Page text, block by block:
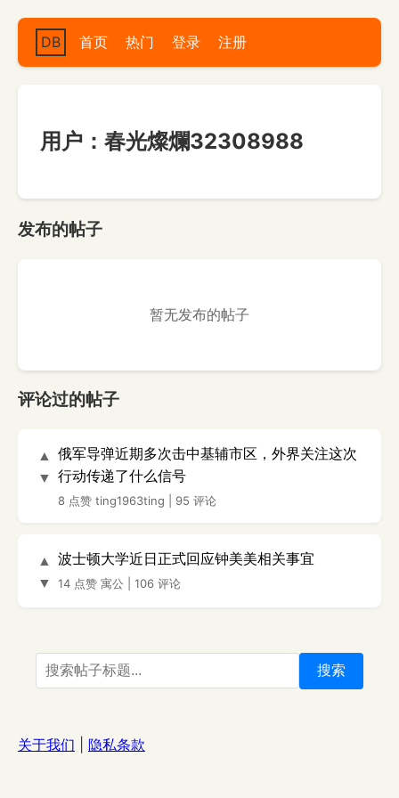
DB 首页 热门 登录 注册
用户：春光燦爛32308988
发布的帖子
暂无发布的帖子
评论过的帖子
▲
▼
俄军导弹近期多次击中基辅市区，外界关注这次
行动传递了什么信号
8 点赞 ting1963ting 95 评论
▲
▼
波士顿大学近日正式回应钟美美相关事宜
14 点赞 寓公 106 评论
搜索
关于我们 隐私条款